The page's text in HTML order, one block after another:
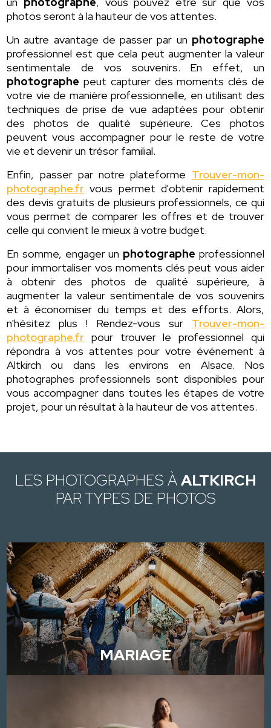
photos seront à la hauteur de vos attentes.
Un autre avantage de passer par un photographe
professionnel est que cela peut augmenter la valeur
sentimentale de vos souvenirs. En effet, un
photographe peut capturer des moments clés de
votre vie de manière professionnelle, en utilisant des
techniques de prise de vue adaptées pour obtenir
des photos de qualité supérieure. Ces photos
peuvent vous accompagner pour le reste de votre
vie et devenir un trésor familial.
Enfin, passer par notre plateforme Trouver-mon-
photographe.fr vous permet d'obtenir rapidement
des devis gratuits de plusieurs professionnels, ce qui
vous permet de comparer les offres et de trouver
celle qui convient le mieux à votre budget.
En somme, engager un photographe professionnel
pour immortaliser vos moments clés peut vous aider
à obtenir des photos de qualité supérieure, à
augmenter la valeur sentimentale de vos souvenirs
et à économiser du temps et des efforts. Alors,
n'hésitez plus ! Rendez-vous sur Trouver-mon-
photographe.fr pour trouver le professionnel qui
répondra à vos attentes pour votre événement à
Altkirch ou dans les environs en Alsace. Nos
photographes professionnels sont disponibles pour
vous accompagner dans toutes les étapes de votre
projet, pour un résultat à la hauteur de vos attentes.
LES PHOTOGRAPHES ÀALTKIRCH
PAR TYPES DE PHOTOS
MARIAGE